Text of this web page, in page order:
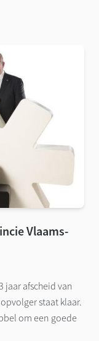
Vlaams-
jaar afscheid van
staat klaar.
om een goede